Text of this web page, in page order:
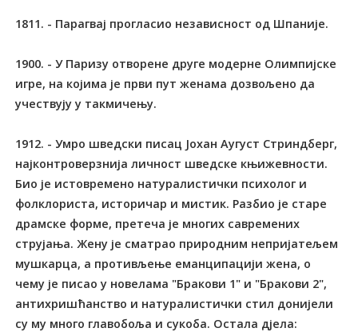
1811. - Парагвај прогласио независност од Шпаније.
1900. - У Паризу отворене друге модерне Олимпијске
игре, на којима је први пут женама дозвољено да
учествују у такмичењу.
1912. - Умро шведски писац Јохан Аугуст Стриндберг,
најконтроверзнија личност шведске књижевности.
Био је истовремено натуралистички психолог и
фолклориста, историчар и мистик. Разбио је старе
драмске форме, претеча је многих савремених
струјања. Жену је сматрао природним непријатељем
мушкарца, а противљење еманципацији жена, о
чему је писао у новелама "Бракови 1" и "Бракови 2",
антихришћанство и натуралистички стил донијели
су му много главобоља и сукоба. Остала дјела: